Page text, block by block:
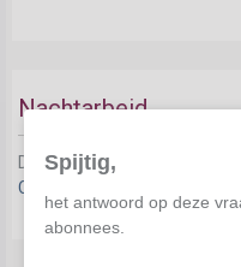
Nachtarbeid
Dit document is niet
Contacteer ons
Spijtig,
het antwoord op deze
abonnees.